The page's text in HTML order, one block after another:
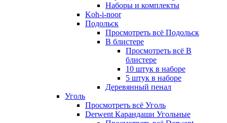
Наборы и комплекты
Koh-i-noor
Подольск
Просмотреть всё Подольск
В блистере
Просмотреть всё В
блистере
10 штук в наборе
5 штук в наборе
Деревянный пенал
Уголь
Просмотреть всё Уголь
Derwent Карандаши Угольные